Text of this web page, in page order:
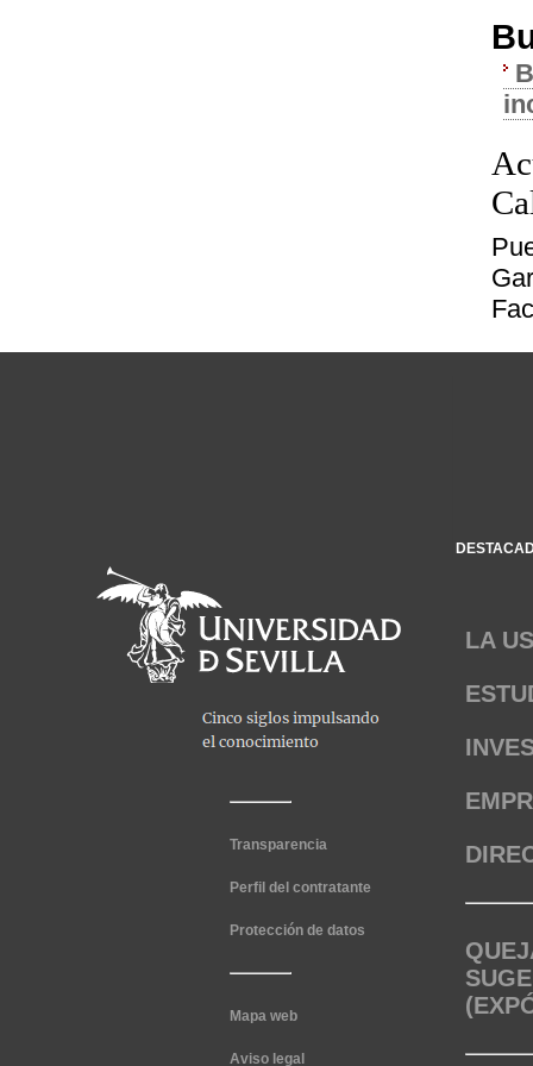
Transparencia
Perfil del contratante
Protección de datos
Mapa web
Aviso legal
LA US